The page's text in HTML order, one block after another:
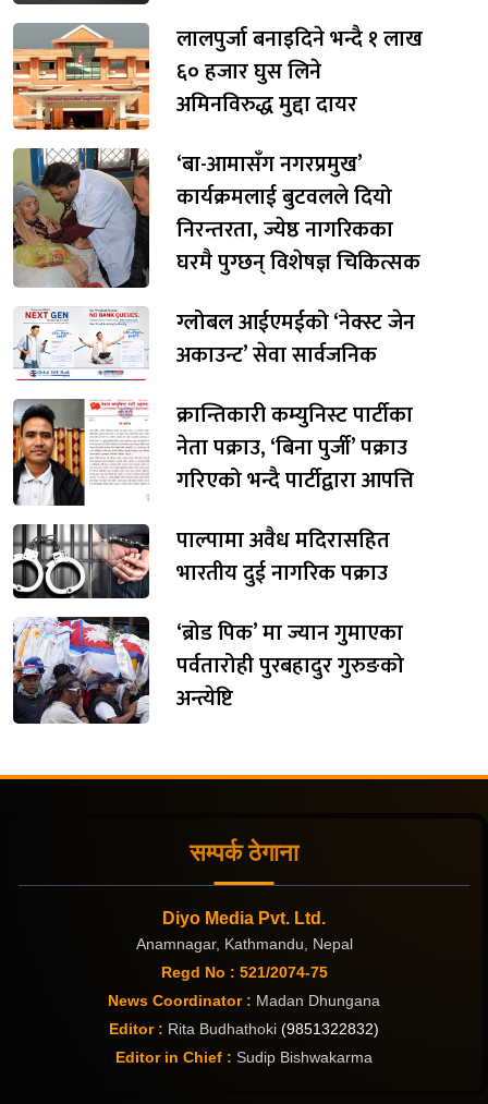
लालपुर्जा बनाइदिने भन्दै १ लाख
६० हजार घुस लिने
अमिनविरुद्ध मुद्दा दायर
‘बा-आमासँग नगरप्रमुख’
कार्यक्रमलाई बुटवलले दियो
निरन्तरता, ज्येष्ठ नागरिकका
घरमै पुग्छन् विशेषज्ञ चिकित्सक
ग्लोबल आईएमईको ‘नेक्स्ट जेन
अकाउन्ट’ सेवा सार्वजनिक
क्रान्तिकारी कम्युनिस्ट पार्टीका
नेता पक्राउ, ‘बिना पुर्जी’ पक्राउ
गरिएको भन्दै पार्टीद्वारा आपत्ति
पाल्पामा अवैध मदिरासहित
भारतीय दुई नागरिक पक्राउ
‘ब्रोड पिक’ मा ज्यान गुमाएका
पर्वतारोही पुरबहादुर गुरुङको
अन्त्येष्टि
सम्पर्क ठेगाना
Diyo Media Pvt. Ltd.
Anamnagar, Kathmandu, Nepal
Regd No : 521/2074-75
News Coordinator : Madan Dhungana
Editor : Rita Budhathoki (9851322832)
Editor in Chief : Sudip Bishwakarma